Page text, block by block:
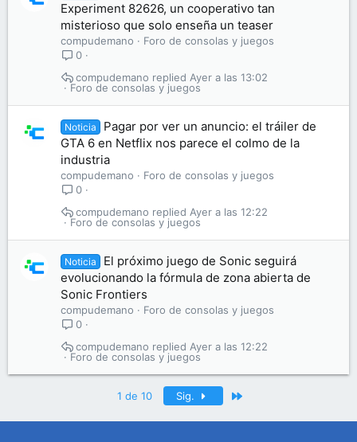
Experiment 82626, un cooperativo tan
misterioso que solo enseña un teaser
compudemano
Foro de consolas y juegos
0
Foro de consolas y juegos
Ayer a las 13:02
compudemano
Noticia
Pagar por ver un anuncio: el tráiler de
GTA 6 en Netflix nos parece el colmo de la
industria
compudemano
Foro de consolas y juegos
0
Foro de consolas y juegos
Ayer a las 12:22
compudemano
Noticia
El próximo juego de Sonic seguirá
evolucionando la fórmula de zona abierta de
Sonic Frontiers
compudemano
Foro de consolas y juegos
0
Foro de consolas y juegos
Ayer a las 12:22
compudemano
1 de 10 Sig.